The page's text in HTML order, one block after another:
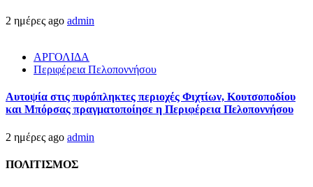
2 ημέρες ago admin
ΑΡΓΟΛΙΔΑ
Περιφέρεια Πελοποννήσου
Αυτοψία στις πυρόπληκτες περιοχές Φιχτίων, Κουτσοποδίου
και Μπόρσας πραγματοποίησε η Περιφέρεια Πελοποννήσου
2 ημέρες ago admin
ΠΟΛΙΤΙΣΜΟΣ